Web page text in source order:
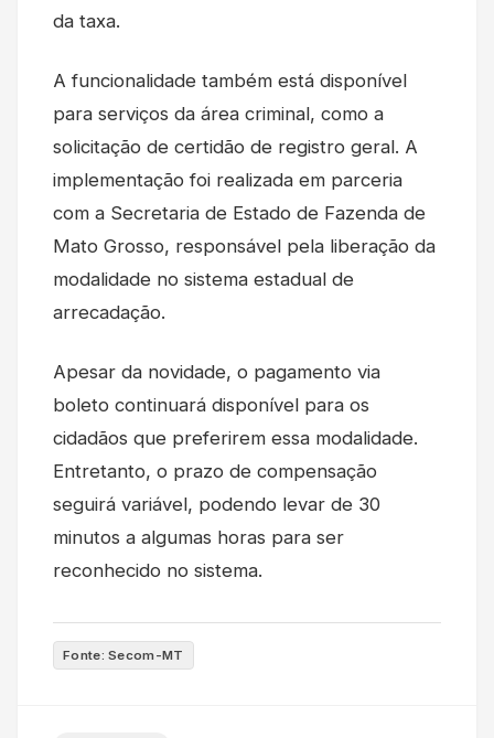
da taxa.
A funcionalidade também está disponível
para serviços da área criminal, como a
solicitação de certidão de registro geral. A
implementação foi realizada em parceria
com a Secretaria de Estado de Fazenda de
Mato Grosso, responsável pela liberação da
modalidade no sistema estadual de
arrecadação.
Apesar da novidade, o pagamento via
boleto continuará disponível para os
cidadãos que preferirem essa modalidade.
Entretanto, o prazo de compensação
seguirá variável, podendo levar de 30
minutos a algumas horas para ser
reconhecido no sistema.
Fonte: Secom-MT